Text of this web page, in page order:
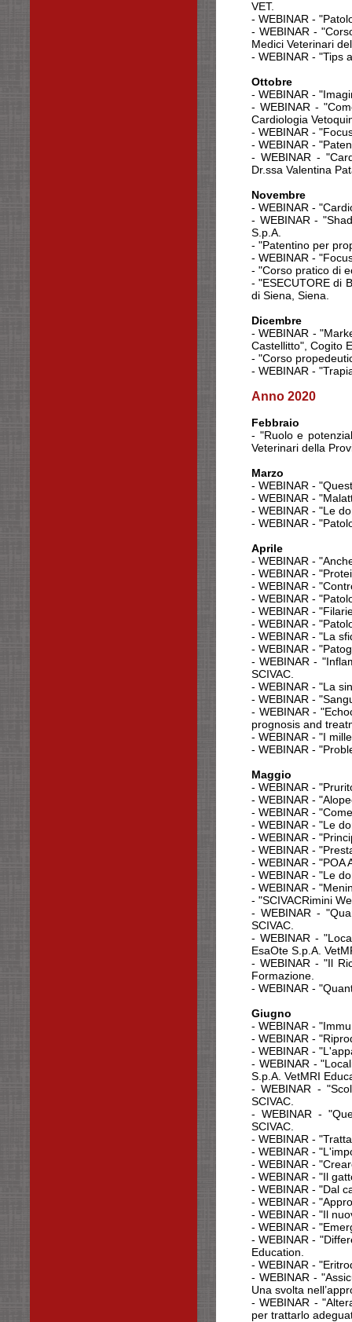
VET.
- WEBINAR -
- WEBINAR -
Medici Veterinari
- WEBINAR - "Tips
Ottobre
- WEBINAR -
- WEBINAR -
Cardiologia
- WEBINAR -
- WEBINAR -
- WEBINAR -
Dr.ssa Valentina
Novembre
- WEBINAR -
- WEBINAR -
S.p.A.
- "Patentino per
- WEBINAR -
- "Corso pratico di
- "ESECUTORE di
di Siena, Siena.
Dicembre
- WEBINAR -
Castellitto", Cogito
- "Corso
- WEBINAR -
Anno 2020
Febbraio
- "Ruolo e
Veterinari della
Marzo
- WEBINAR -
- WEBINAR -
- WEBINAR - "Le
- WEBINAR -
Aprile
- WEBINAR -
- WEBINAR -
- WEBINAR -
- WEBINAR -
- WEBINAR -
- WEBINAR -
- WEBINAR - "La
- WEBINAR -
- WEBINAR -
SCIVAC.
- WEBINAR - "La
- WEBINAR - "
- WEBINAR -
prognosis and
- WEBINAR - "I
- WEBINAR -
Maggio
- WEBINAR -
- WEBINAR -
- WEBINAR -
- WEBINAR - "Le
- WEBINAR -
- WEBINAR -
- WEBINAR - "POA
- WEBINAR - "Le
- WEBINAR -
- "SCIVACRimini
- WEBINAR -
SCIVAC.
-WEBINAR -
EsaOte S.p.A.
- WEBINAR - "Il
Formazione.
- WEBINAR -
Giugno
- WEBINAR -
- WEBINAR -
- WEBINAR -
- WEBINAR -
S.p.A. VetMRI
- WEBINAR -
SCIVAC.
- WEBINAR -
SCIVAC.
- WEBINAR -
- WEBINAR -
- WEBINAR -
- WEBINAR - "Il
- WEBINAR - "Dal
- WEBINAR -
- WEBINAR - "Il
- WEBINAR -
- WEBINAR -
Education.
- WEBINAR -
- WEBINAR -
Una svolta
- WEBINAR -
per trattarlo